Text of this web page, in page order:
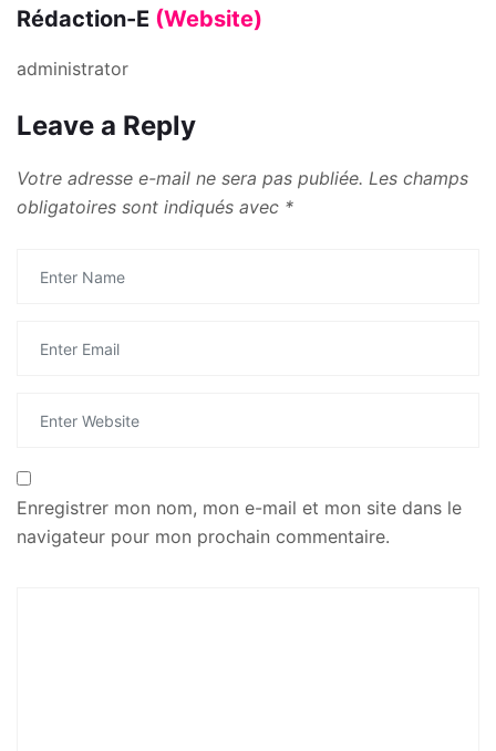
Rédaction-E (Website)
administrator
Leave a Reply
Votre adresse e-mail ne sera pas publiée. Les champs
obligatoires sont indiqués avec *
Enregistrer mon nom, mon e-mail et mon site dans le
navigateur pour mon prochain commentaire.